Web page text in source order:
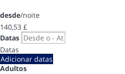
desde/noite
140,53 £
Datas
Datas
Adicionar datas
Adultos